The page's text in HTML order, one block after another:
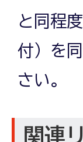
と同程
付）を
さい。
関連